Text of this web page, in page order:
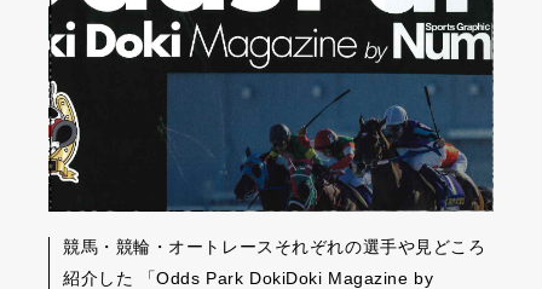
競馬・競輪・オートレースそれぞれの選手や見どころ
紹介した 「Odds Park DokiDoki Magazine by